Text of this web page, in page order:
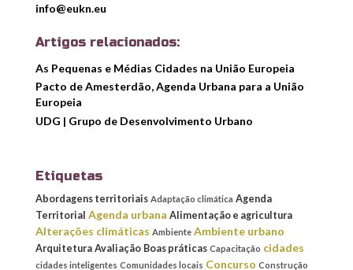
info@eukn.eu
Artigos relacionados:
As Pequenas e Médias Cidades na União Europeia
Pacto de Amesterdão, Agenda Urbana para a União
Europeia
UDG | Grupo de Desenvolvimento Urbano
Etiquetas
Abordagens territoriais Adaptação climática Agenda
Territorial Agenda urbana Alimentação e agricultura
Alterações climáticas Ambiente Ambiente urbano
Arquitetura Avaliação Boas práticas Capacitação cidades
cidades inteligentes Comunidades locais Concurso Construção